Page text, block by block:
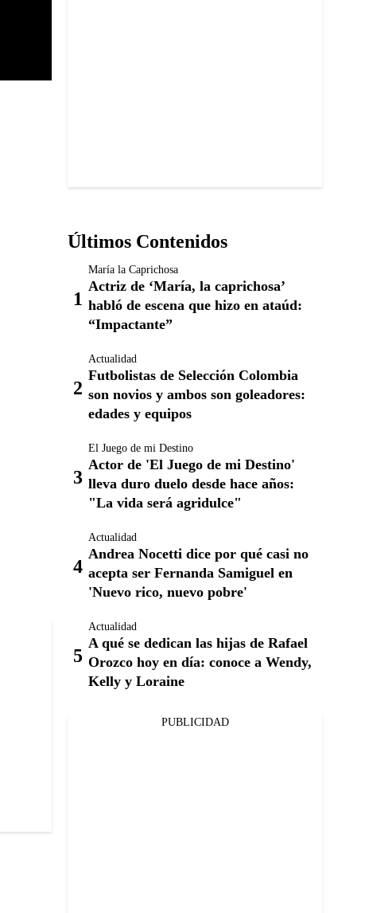
Últimos Contenidos
María la Caprichosa
Actriz de ‘María, la caprichosa’
habló de escena que hizo en ataúd:
“Impactante”
Actualidad
Futbolistas de Selección Colombia
son novios y ambos son goleadores:
edades y equipos
El Juego de mi Destino
Actor de 'El Juego de mi Destino'
lleva duro duelo desde hace años:
"La vida será agridulce"
Actualidad
Andrea Nocetti dice por qué casi no
acepta ser Fernanda Samiguel en
'Nuevo rico, nuevo pobre'
Actualidad
A qué se dedican las hijas de Rafael
Orozco hoy en día: conoce a Wendy,
Kelly y Loraine
PUBLICIDAD